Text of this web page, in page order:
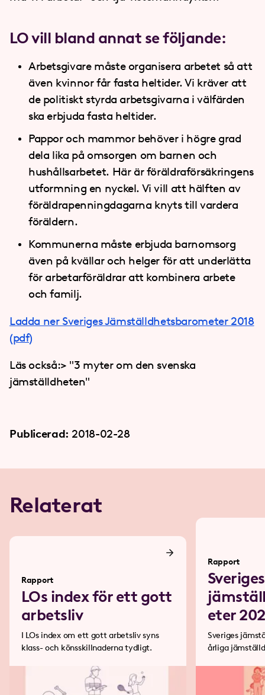
LO vill bland annat se följande:
Arbetsgivare måste organisera arbetet så att
även kvinnor får fasta heltider. Vi kräver att
de politiskt styrda arbetsgivarna i välfärden
ska erbjuda fasta heltider.
Pappor och mammor behöver i högre grad
dela lika på omsorgen om barnen och
hushållsarbetet. Här är föräldraförsäkringens
utformning en nyckel. Vi vill att hälften av
föräldrapenningdagarna knyts till vardera
föräldern.
Kommunerna måste erbjuda barnomsorg
även på kvällar och helger för att underlätta
för arbetarföräldrar att kombinera arbete
och familj.
Ladda ner Sveriges Jämställdhetsbarometer 2018
(pdf)
Läs också:> "3 myter om den svenska
jämställdheten"
Publicerad: 2018-02-28
Relaterat
Rapport
LOs index för ett gott
arbetsliv
I LOs index om ett gott arbetsliv syns
klass- och könsskillnaderna tydligt.
Rapport
Sveriges
eter
Sveriges
årliga jämställdhetsrapport. Den
påverkar
samhället i